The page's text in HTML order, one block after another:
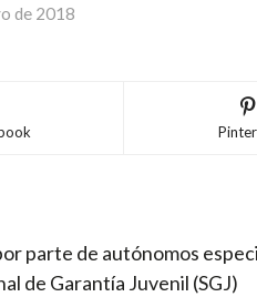
de 2018
parte de autónomos
de Garantía Juvenil (SGJ)